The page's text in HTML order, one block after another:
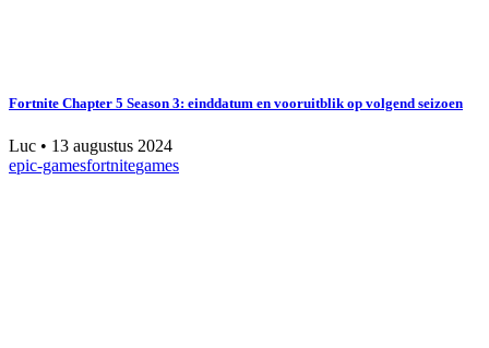
Fortnite Chapter 5 Season 3: einddatum en vooruitblik op volgend seizoen
Luc • 13 augustus 2024
epic-gamesfortnitegames